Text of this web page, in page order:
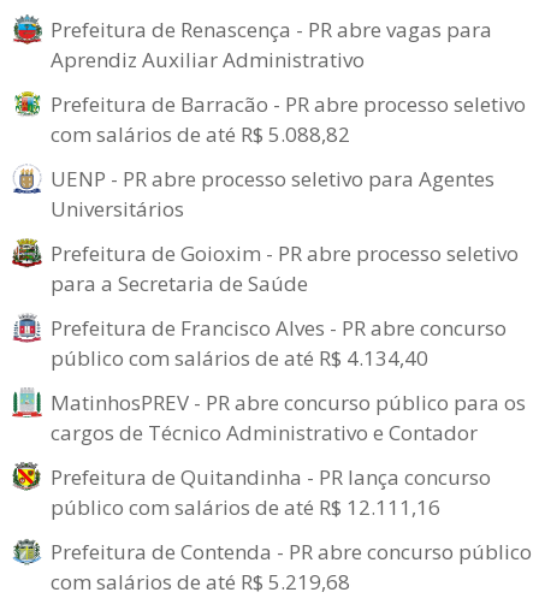
Prefeitura de Renascença - PR abre vagas para
Aprendiz Auxiliar Administrativo
Prefeitura de Barracão - PR abre processo seletivo
com salários de até R$ 5.088,82
UENP - PR abre processo seletivo para Agentes
Universitários
Prefeitura de Goioxim - PR abre processo seletivo
para a Secretaria de Saúde
Prefeitura de Francisco Alves - PR abre concurso
público com salários de até R$ 4.134,40
MatinhosPREV - PR abre concurso público para os
cargos de Técnico Administrativo e Contador
Prefeitura de Quitandinha - PR lança concurso
público com salários de até R$ 12.111,16
Prefeitura de Contenda - PR abre concurso público
com salários de até R$ 5.219,68